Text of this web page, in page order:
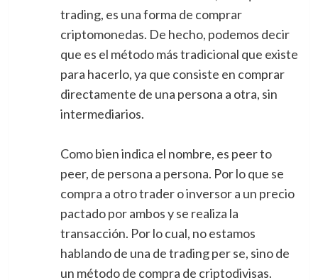
trading, es una forma de comprar
criptomonedas. De hecho, podemos decir
que es el método más tradicional que existe
para hacerlo, ya que consiste en comprar
directamente de una persona a otra, sin
intermediarios.
Como bien indica el nombre, es peer to
peer, de persona a persona. Por lo que se
compra a otro trader o inversor a un precio
pactado por ambos y se realiza la
transacción. Por lo cual, no estamos
hablando de una de trading per se, sino de
un método de compra de criptodivisas.